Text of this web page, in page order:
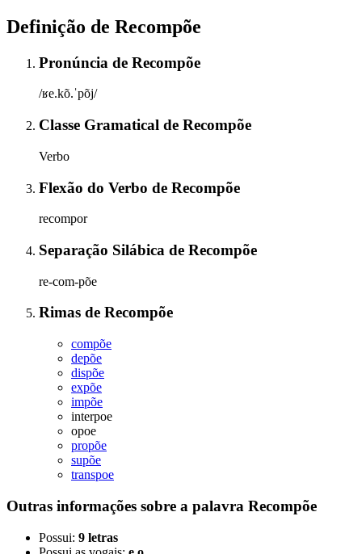
Definição de Recompõe
Pronúncia de Recompõe
/ʁe.kõ.ˈpõj/
Classe Gramatical de Recompõe
Verbo
Flexão do Verbo de Recompõe
recompor
Separação Silábica de Recompõe
re-com-põe
Rimas de Recompõe
compõe
depõe
dispõe
expõe
impõe
interpoe
opoe
propõe
supõe
transpoe
Outras informações sobre a palavra Recompõe
Possui: 9 letras